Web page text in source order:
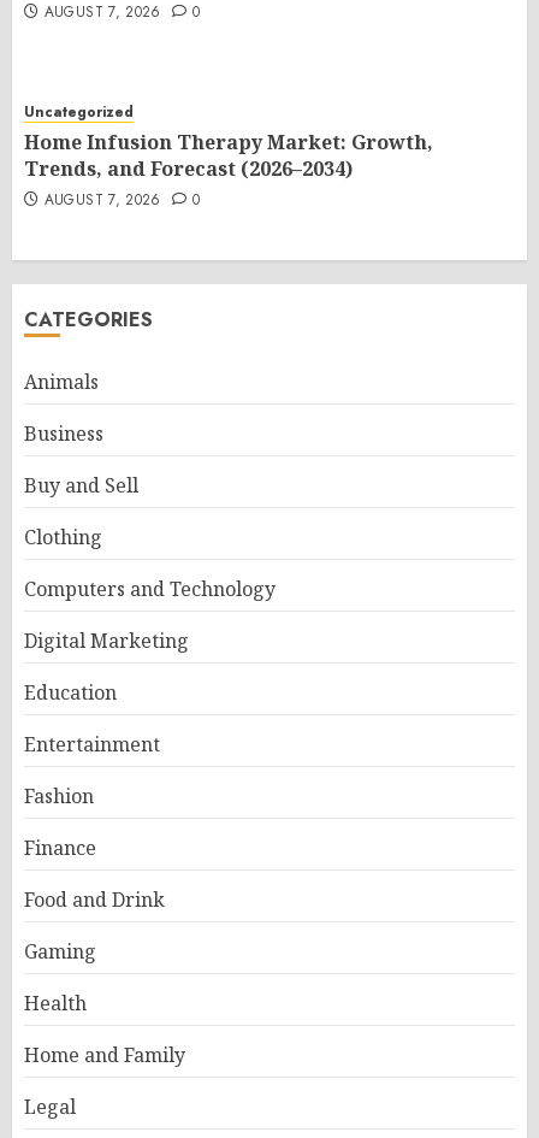
AUGUST 7, 2026 0
Uncategorized
Home Infusion Therapy Market: Growth,
Trends, and Forecast (2026–2034)
AUGUST 7, 2026 0
CATEGORIES
Animals
Business
Buy and Sell
Clothing
Computers and Technology
Digital Marketing
Education
Entertainment
Fashion
Finance
Food and Drink
Gaming
Health
Home and Family
Legal